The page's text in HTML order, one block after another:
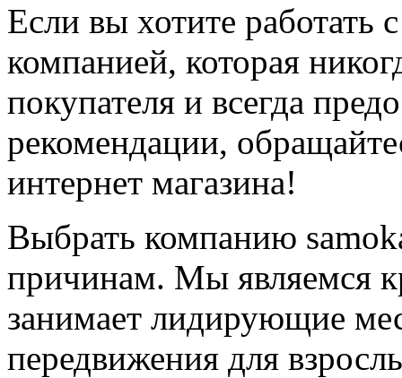
Если вы хотите работать
компанией, которая
покупателя и всегда
рекомендации,
интернет магазина!
Выбрать компанию
причинам. Мы являемся
занимает лидирующие
передвижения для